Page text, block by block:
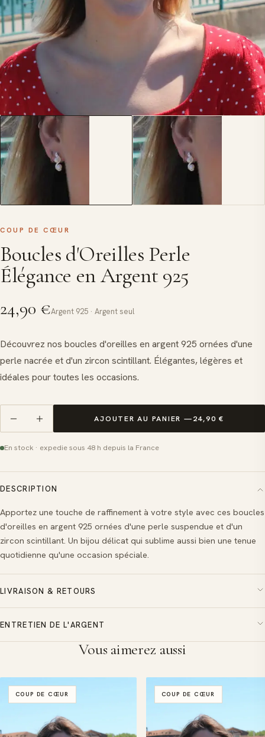
COUP DE CŒUR
Boucles d'Oreilles Perle
Élégance en Argent 925
24,90 €Argent 925 · Argent seul
Découvrez nos boucles d'oreilles en argent 925 ornées d'une
perle nacrée et d'un zircon scintillant. Élégantes, légères et
idéales pour toutes les occasions.
quantité
Boucles
d'Oreilles
Perle
en
Argent
925
AJOUTER AU PANIER —24,90 €
En stock · expedie sous 48 h depuis la France
DESCRIPTION
Apportez une touche de raffinement à votre style avec ces boucles
d'oreilles en argent 925 ornées d'une perle suspendue et d'un
zircon scintillant. Un bijou délicat qui sublime aussi bien une tenue
quotidienne qu'une occasion spéciale.
LIVRAISON & RETOURS
ENTRETIEN DE L'ARGENT
Vous aimerez aussi
COUP DE CŒUR COUP DE CŒUR